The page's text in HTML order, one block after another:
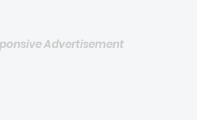
Advertisement